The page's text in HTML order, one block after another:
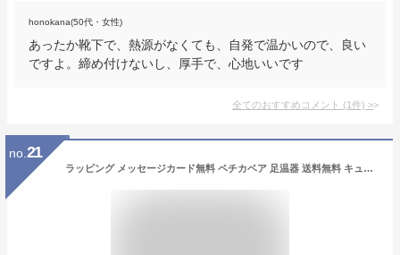
honokana(50代・女性)
あったか靴下で、熱源がなくても、自発で温かいので、良い
ですよ。締め付けないし、厚手で、心地いいです
全てのおすすめコメント (1件) >
no. 21
ラッピング メッセージカード無料 ペチカベア 足温器 送料無料 キュービーズ 足温器 おすすめ 足元 あったかグッズ あったかグッズ ペチカベア 送料無料 フットウォーマー 足元 暖房 デスク 冬 あったかグッズ プレゼント